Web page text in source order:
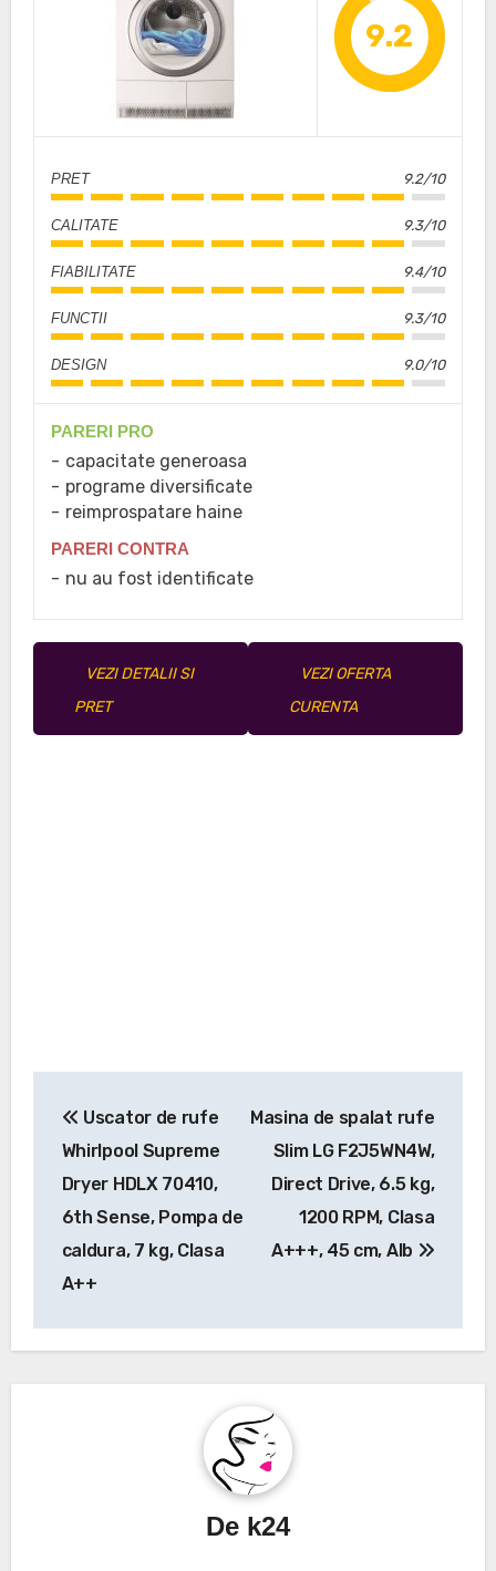
9.2
PRET 9.2/10
CALITATE 9.3/10
FIABILITATE 9.4/10
FUNCTII 9.3/10
DESIGN 9.0/10
PARERI PRO
capacitate generoasa
programe diversificate
reimprospatare haine
PARERI CONTRA
nu au fost identificate
VEZI DETALII SI
PRET
VEZI OFERTA
CURENTA
în
articole
Uscator de rufe
Whirlpool Supreme
Dryer HDLX 70410,
6th Sense, Pompa de
caldura, 7 kg, Clasa
A++
Masina de spalat rufe
Slim LG F2J5WN4W,
Direct Drive, 6.5 kg,
1200 RPM, Clasa
A+++, 45 cm, Alb
De k24